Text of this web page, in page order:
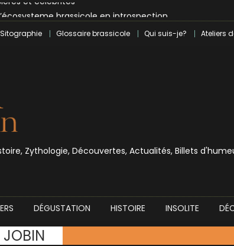
L’écosysteme brassicole en introspection
: pionnier de la révolution craft à Marseille
L’intelligence artificielle dans le milieu brassicole
Glossaire brassicole Qui suis-je? Ateliers
Zythologie, Découvertes, Actualités, Billets
DÉGUSTATION HISTOIRE INSOLITE
JOBIN